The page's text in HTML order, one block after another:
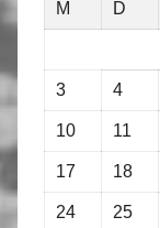
M
D
3 4
10 11
17 18
24 25